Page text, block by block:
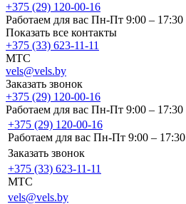
+375 (29) 120-00-16
Работаем для вас Пн-Пт 9:00 – 17:30
Показать все контакты
+375 (33) 623-11-11
MTC
vels@vels.by
Заказать звонок
+375 (29) 120-00-16
Работаем для вас Пн-Пт 9:00 – 17:30
+375 (29) 120-00-16
Работаем для вас Пн-Пт 9:00 – 17:30
Заказать звонок
+375 (33) 623-11-11
MTC
vels@vels.by